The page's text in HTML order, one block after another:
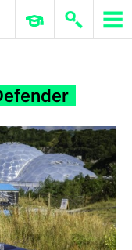
ERP 與商業 AI